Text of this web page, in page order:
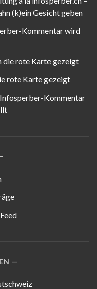
(k)ein Gesicht geben
Kommentar wird
die rote Karte gezeigt
rote Karte gezeigt
Kommentar